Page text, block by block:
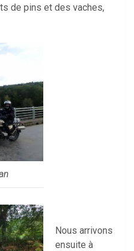
de pins et des vaches,
Nous arrivons
ensuite à